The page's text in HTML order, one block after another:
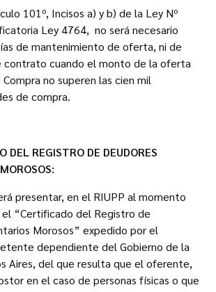
101º, Incisos a) y b) de la Ley Nº
Ley 4764, no será necesario
de mantenimiento de oferta, ni de
contrato cuando el monto de la oferta
no superen las cien mil
de compra.
DEL REGISTRO DE DEUDORES
presentar, en el RIUPP al momento
el “Certificado del Registro de
Morosos” expedido por el
dependiente del Gobierno de la
Aires, del que resulta que el oferente,
en el caso de personas físicas o que